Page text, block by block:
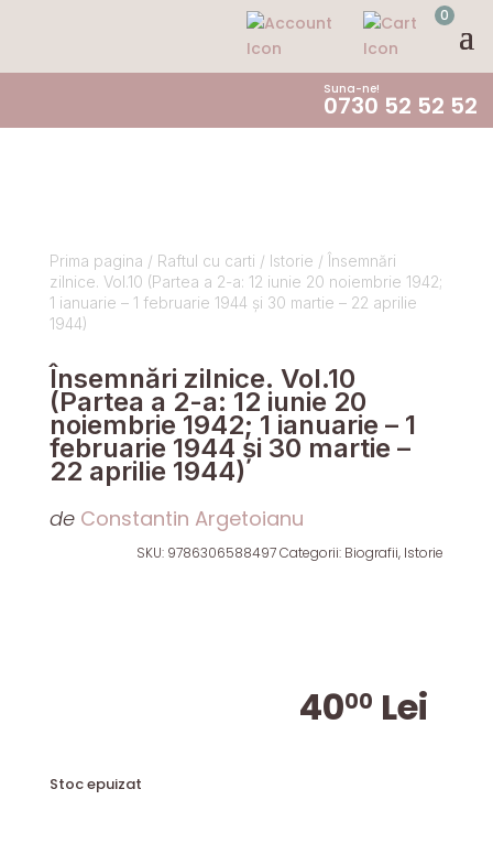
0
Suna-ne!
0730 52 52 52
Prima pagina / Raftul cu carti / Istorie / Însemnări
zilnice. Vol.10 (Partea a 2-a: 12 iunie 20 noiembrie 1942;
1 ianuarie – 1 februarie 1944 și 30 martie – 22 aprilie
1944)
Însemnări zilnice. Vol.10
(Partea a 2-a: 12 iunie 20
noiembrie 1942; 1 ianuarie – 1
februarie 1944 și 30 martie –
22 aprilie 1944)
de Constantin Argetoianu
SKU: 9786306588497Categorii: Biografii, Istorie
4000 Lei
Stoc epuizat